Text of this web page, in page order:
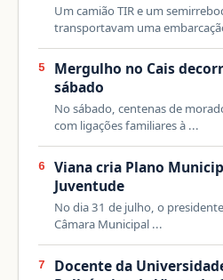
Um camião TIR e um
transportavam uma
5
Mergulho no Cais
sábado
No sábado, centenas de
com ligações familiares à ...
6
Viana cria Plano
Juventude
No dia 31 de julho, o
Câmara Municipal ...
7
Docente da